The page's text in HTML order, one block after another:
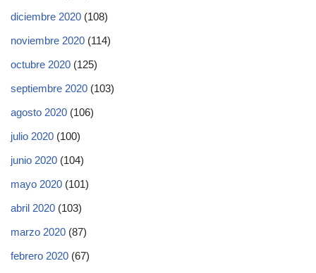
diciembre 2020 (108)
noviembre 2020 (114)
octubre 2020 (125)
septiembre 2020 (103)
agosto 2020 (106)
julio 2020 (100)
junio 2020 (104)
mayo 2020 (101)
abril 2020 (103)
marzo 2020 (87)
febrero 2020 (67)